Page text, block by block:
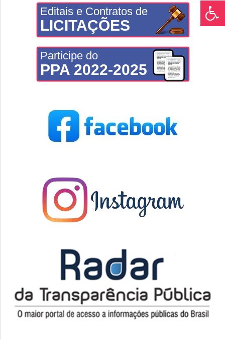
Editais e Contratos de
LICITAÇÕES
Participe do
PPA 2022-2025